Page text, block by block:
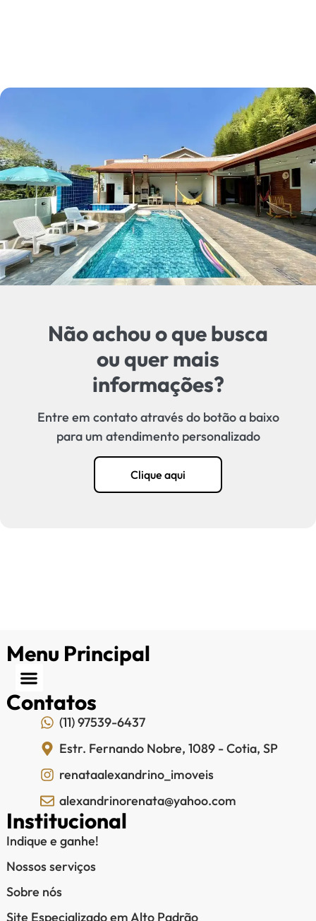
Não achou o que busca
ou quer mais
informações?
Entre em contato através do botão a baixo
para um atendimento personalizado
Clique aqui
Menu Principal
Contatos
(11) 97539-6437
Estr. Fernando Nobre, 1089 - Cotia, SP
renataalexandrino_imoveis
alexandrinorenata@yahoo.com
Institucional
Indique e ganhe!
Nossos serviços
Sobre nós
Site Especializado em Alto Padrão